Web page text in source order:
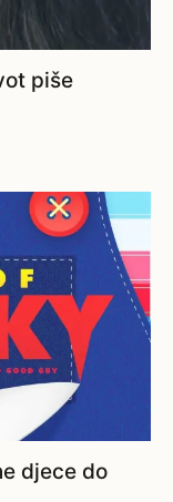
piše
djece do